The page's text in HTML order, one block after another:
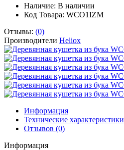
Наличие: В наличии
Код Товара: WCO1IZM
Отзывы: (0)
Производители Heliox
Информация
Технические характеристики
Отзывов (0)
Информация